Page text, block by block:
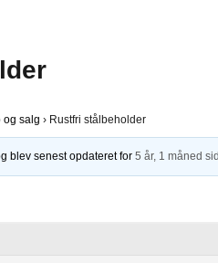
og salg › Rustfri stålbeholder
blev senest opdateret for5 år, 1 måned